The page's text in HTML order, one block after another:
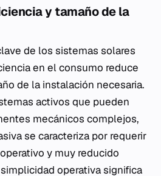
y tamaño de la
de los sistemas solares
en el consumo reduce
de la instalación necesaria.
activos que pueden
mecánicos complejos,
se caracteriza por requerir
y muy reducido
operativa significa